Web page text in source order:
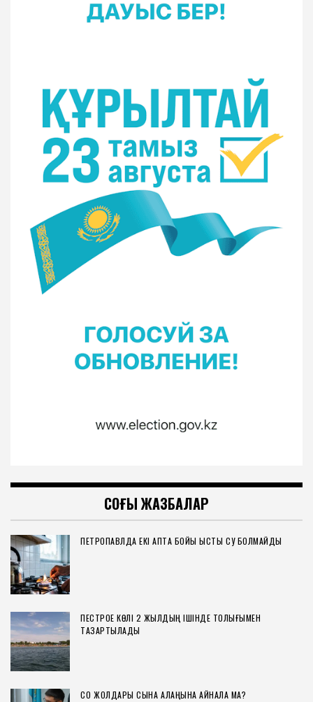
СОҢҒЫ ЖАЗБАЛАР
ПЕТРОПАВЛДА ЕКІ АПТА БОЙЫ ЫСТЫҚ СУ БОЛМАЙДЫ
ПЕСТРОЕ КӨЛІ 2 ЖЫЛДЫҢ ІШІНДЕ ТОЛЫҒЫМЕН
ТАЗАРТЫЛАДЫ
СҚО ЖОЛДАРЫ СЫНАҚ АЛАҢЫНА АЙНАЛА МА?